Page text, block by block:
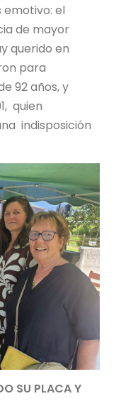
emotivo: el
de mayor
querido en
para
92 años, y
quien
indisposición
SU PLACA Y